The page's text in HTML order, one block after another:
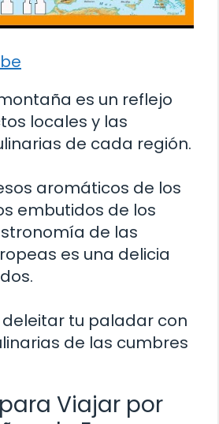
es un reflejo
locales y las
de cada región.
aromáticos de los
embutidos de los
de las
es una delicia
deleitar tu paladar con
de las cumbres
Viajar por